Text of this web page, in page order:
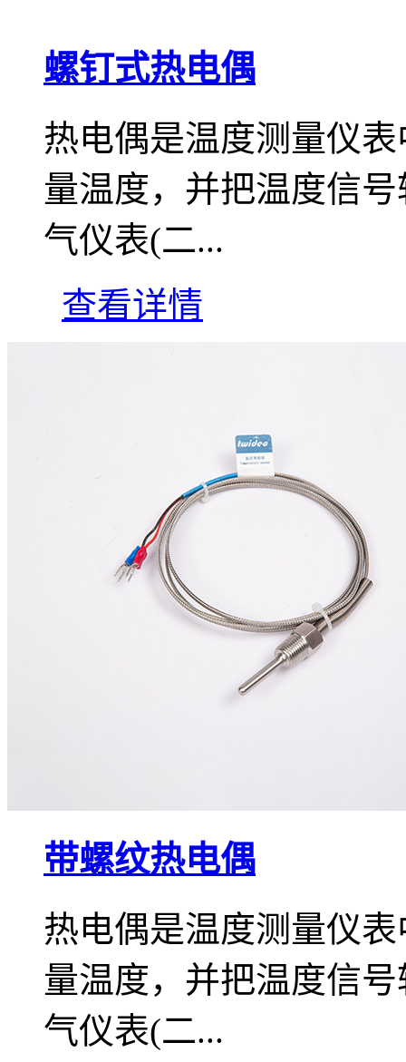
螺钉式热电偶
热电偶是温度测量仪
量温度，并把温度信
气仪表(二...
查看详情
带螺纹热电偶
热电偶是温度测量仪
量温度，并把温度信
气仪表(二...